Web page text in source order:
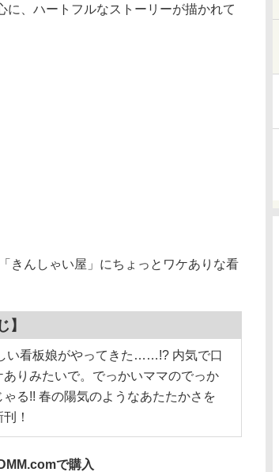
に、ハートフルなストーリーが描かれて
きんしゃい屋」にちょっとワケありな看
】
い看板娘がやってきた……!? 内気で口
りみたいで。でっかいママのでっか
る!! 春の陽気のようなあたたかさを
！
で購入